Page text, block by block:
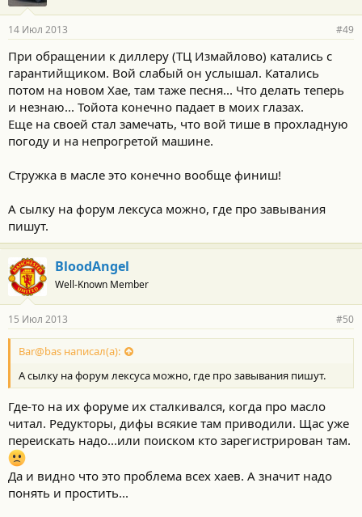
14 Июл 2013 #49
При обращении к диллеру (ТЦ Измайлово) катались с
гарантийщиком. Вой слабый он услышал. Катались
потом на новом Хае, там таже песня... Что делать теперь
и незнаю... Тойота конечно падает в моих глазах.
Еще на своей стал замечать, что вой тише в прохладную
погоду и на непрогретой машине.
Стружка в масле это конечно вообще финиш!
А сылку на форум лексуса можно, где про завывания
пишут.
BloodAngel
Well-Known Member
15 Июл 2013 #50
Bar@bas написал(а):
А сылку на форум лексуса можно, где про завывания пишут.
Где-то на их форуме их сталкивался, когда про масло
читал. Редукторы, дифы всякие там приводили. Щас уже
переискать надо...или поиском кто зарегистрирован там.
Да и видно что это проблема всех хаев. А значит надо
понять и простить...